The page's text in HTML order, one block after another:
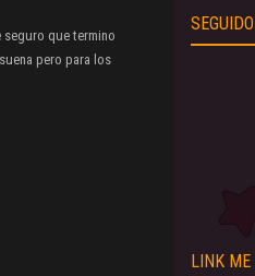
que termino
pero para los
LINK ME